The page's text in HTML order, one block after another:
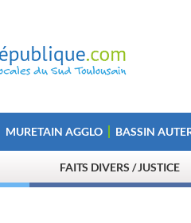
MURETAIN AGGLO BASSIN
FAITS DIVERS / JUSTICE